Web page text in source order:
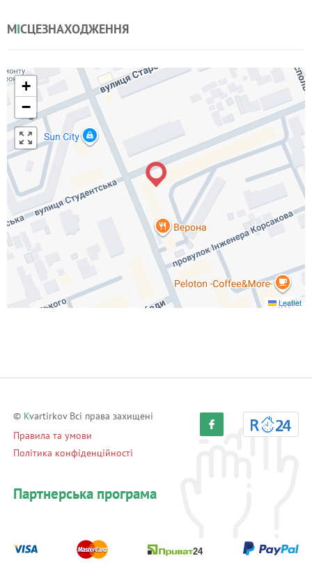
МІСЦЕЗНАХОДЖЕННЯ
+
−
Leaflet
© Kvartirkov Всі права захищені
Правила та умови
Політика конфіденційності
Партнерська програма